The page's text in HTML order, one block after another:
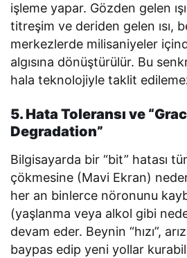
işleme yapar. Gözden gelen
titreşim ve deriden gelen ısı,
merkezlerde milisaniyeler
algısına dönüştürülür. Bu
hala teknolojiyle taklit
5. Hata Toleransı ve
Degradation”
Bilgisayarda bir “bit” hatası
çökmesine (Mavi Ekran)
her an binlerce nöronunu
(yaşlanma veya alkol gibi
devam eder. Beynin “hızı”,
baypas edip yeni yollar